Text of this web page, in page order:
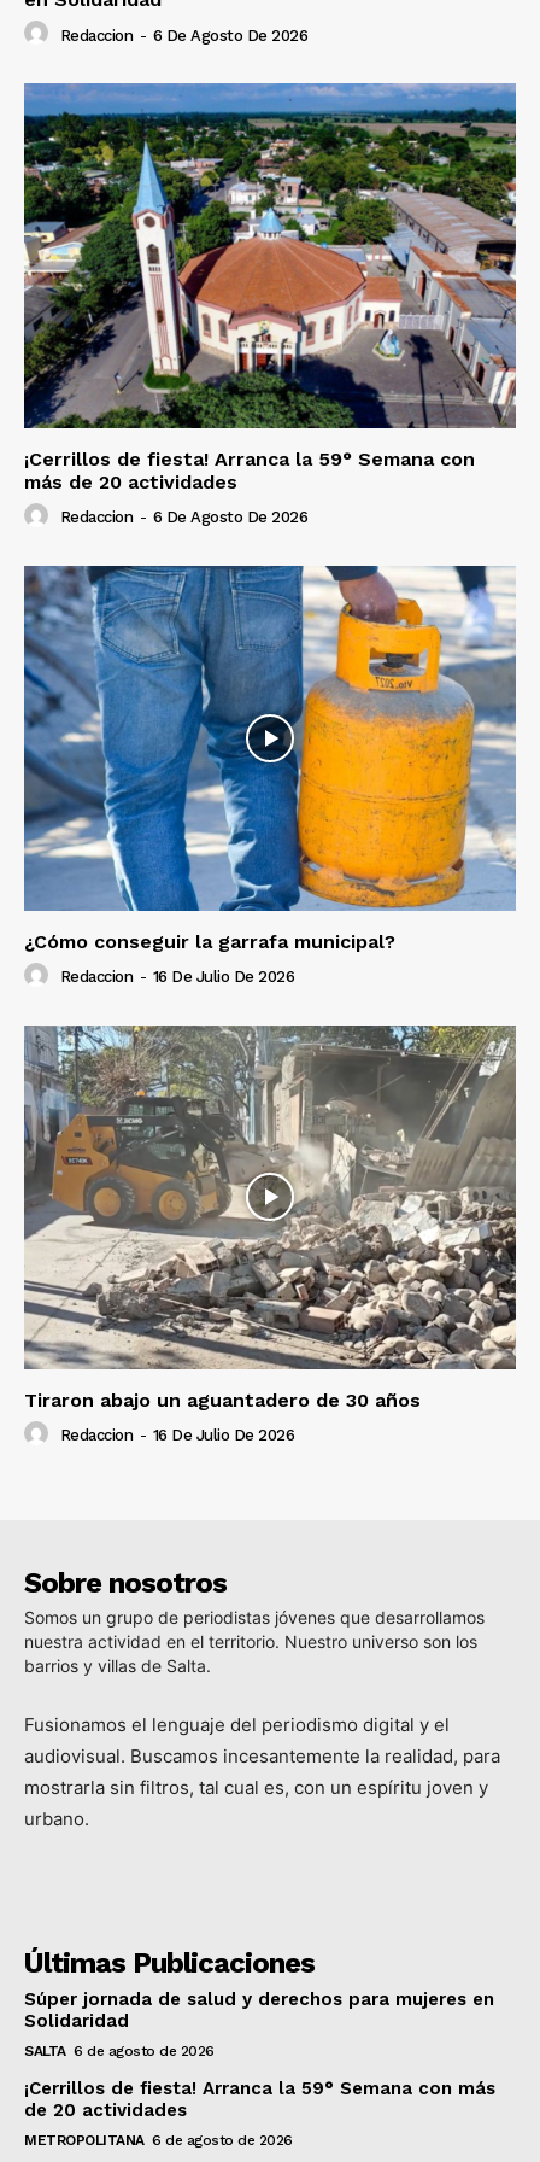
Redaccion - 6 De Agosto De 2026
¡Cerrillos de fiesta! Arranca la 59° Semana con
más de 20 actividades
Redaccion - 6 De Agosto De 2026
¿Cómo conseguir la garrafa municipal?
Redaccion - 16 De Julio De 2026
Tiraron abajo un aguantadero de 30 años
Redaccion - 16 De Julio De 2026
Sobre nosotros
Somos un grupo de periodistas jóvenes que desarrollamos
nuestra actividad en el territorio. Nuestro universo son los
barrios y villas de Salta.
Fusionamos el lenguaje del periodismo digital y el
audiovisual. Buscamos incesantemente la realidad, para
mostrarla sin filtros, tal cual es, con un espíritu joven y
urbano.
Últimas Publicaciones
Súper jornada de salud y derechos para mujeres en
Solidaridad
SALTA 6 de agosto de 2026
¡Cerrillos de fiesta! Arranca la 59° Semana con más
de 20 actividades
METROPOLITANA 6 de agosto de 2026